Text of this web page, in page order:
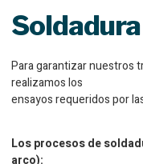
Soldadura
Para garantizar nuestros
realizamos los
ensayos requeridos por
Los procesos de
arco):